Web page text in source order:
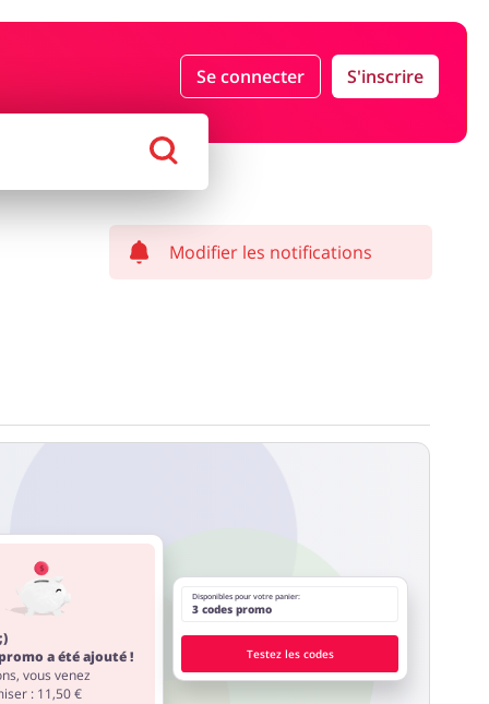
Se connecter S'inscrire
Tourisme
Modifier les notifications
a été ajouté !
vous venez
: 11,50 €
Disponibles pour votre panier:
3 codes promo
Testez les codes